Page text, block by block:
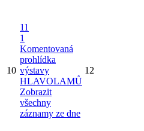
10
11
1
Komentovaná
prohlídka
výstavy
HLAVOLAMŮ
Zobrazit
všechny
záznamy ze dne
12